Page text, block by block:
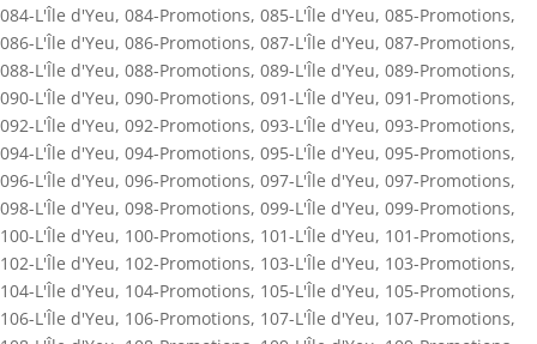
084-L'Île d'Yeu, 084-Promotions, 085-L'Île d'Yeu, 085-Promotions,
086-L'Île d'Yeu, 086-Promotions, 087-L'Île d'Yeu, 087-Promotions,
088-L'Île d'Yeu, 088-Promotions, 089-L'Île d'Yeu, 089-Promotions,
090-L'Île d'Yeu, 090-Promotions, 091-L'Île d'Yeu, 091-Promotions,
092-L'Île d'Yeu, 092-Promotions, 093-L'Île d'Yeu, 093-Promotions,
094-L'Île d'Yeu, 094-Promotions, 095-L'Île d'Yeu, 095-Promotions,
096-L'Île d'Yeu, 096-Promotions, 097-L'Île d'Yeu, 097-Promotions,
098-L'Île d'Yeu, 098-Promotions, 099-L'Île d'Yeu, 099-Promotions,
100-L'Île d'Yeu, 100-Promotions, 101-L'Île d'Yeu, 101-Promotions,
102-L'Île d'Yeu, 102-Promotions, 103-L'Île d'Yeu, 103-Promotions,
104-L'Île d'Yeu, 104-Promotions, 105-L'Île d'Yeu, 105-Promotions,
106-L'Île d'Yeu, 106-Promotions, 107-L'Île d'Yeu, 107-Promotions,